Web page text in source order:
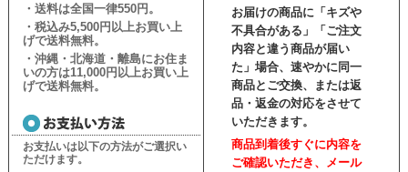
・送料は全国一律550円。
・税込み5,500円以上お買い上
げで送料無料。
・沖縄・北海道・離島にお住ま
いの方は11,000円以上お買い上
げで送料無料。
お支払いは以下の方法がご選択い
ただけます。
お届けの商品に「キズや
不具合がある」「ご注文
内容と違う商品が届い
た」場合、速やかに同一
商品とご交換、または返
品・返金の対応をさせて
いただきます。
商品到着後すぐに内容を
ご確認いただき、
メール